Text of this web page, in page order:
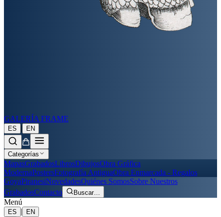
GALERÍA FRAME
ES | EN
Categorías
MapasGrabadosLibrosDibujosObra Gráfica
ModernaPostersFotografía AntiguaObra Enmarcada - Regalos
GoyaPiranesiNovedadesQuiénes SomosSobre Nuestros
GrabadosContacto Buscar…
Menú
ES |
EN